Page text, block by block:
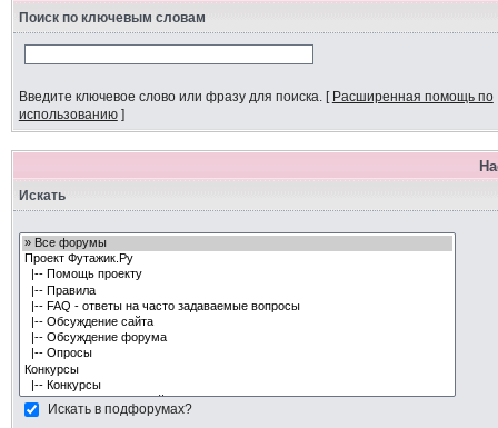
Поиск по ключевым словам
Введите ключевое слово или фразу для поиска.[ Расширенная помощь по
использованию]
Искать
Искать в подфорумах?